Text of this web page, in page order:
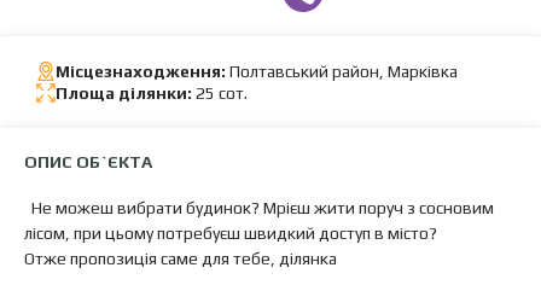
Місцезнаходження: Полтавський район, Марківка
Площа ділянки: 25 сот.
ОПИС ОБ`ЄКТА
Не можеш вибрати будинок? Мрієш жити поруч з сосновим
лісом, при цьому потребуєш швидкий доступ в місто?
Отже пропозиція саме для тебе, ділянка